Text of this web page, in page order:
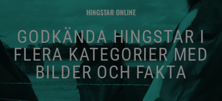
HINGSTAR ONLINE
GODKÄNDA HINGSTAR I
FLERA KATEGORIER MED
BILDER OCH FAKTA